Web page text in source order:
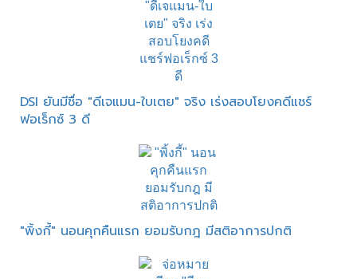
DSI ยันมีชื่อ "ดีเจแมน-ใบเตย" จริง เร่งสอบโยงคดีแชร์
ฟอเร็กซ์ 3 ดี
"พิ้งกี้" นอนคุกคืนแรก ยอมรับกฎ มีสติอาการปกติ